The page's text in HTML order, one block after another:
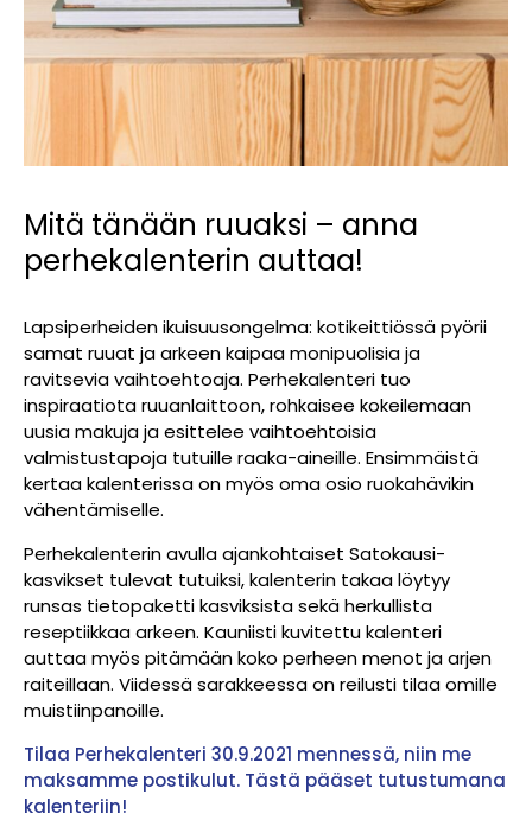
Mitä tänään ruuaksi – anna
perhekalenterin auttaa!
Lapsiperheiden ikuisuusongelma: kotikeittiössä pyörii
samat ruuat ja arkeen kaipaa monipuolisia ja
ravitsevia vaihtoehtoaja. Perhekalenteri tuo
inspiraatiota ruuanlaittoon, rohkaisee kokeilemaan
uusia makuja ja esittelee vaihtoehtoisia
valmistustapoja tutuille raaka-aineille. Ensimmäistä
kertaa kalenterissa on myös oma osio ruokahävikin
vähentämiselle.
Perhekalenterin avulla ajankohtaiset Satokausi-
kasvikset tulevat tutuiksi, kalenterin takaa löytyy
runsas tietopaketti kasviksista sekä herkullista
reseptiikkaa arkeen. Kauniisti kuvitettu kalenteri
auttaa myös pitämään koko perheen menot ja arjen
raiteillaan. Viidessä sarakkeessa on reilusti tilaa omille
muistiinpanoille.
Tilaa Perhekalenteri 30.9.2021 mennessä, niin me
maksamme postikulut. Tästä pääset tutustumana
kalenteriin!